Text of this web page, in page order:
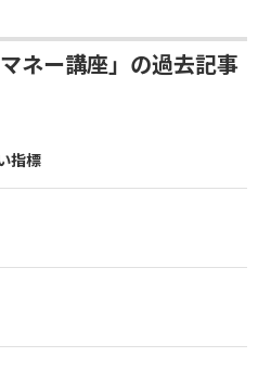
ネー講座」の過去記事
指標